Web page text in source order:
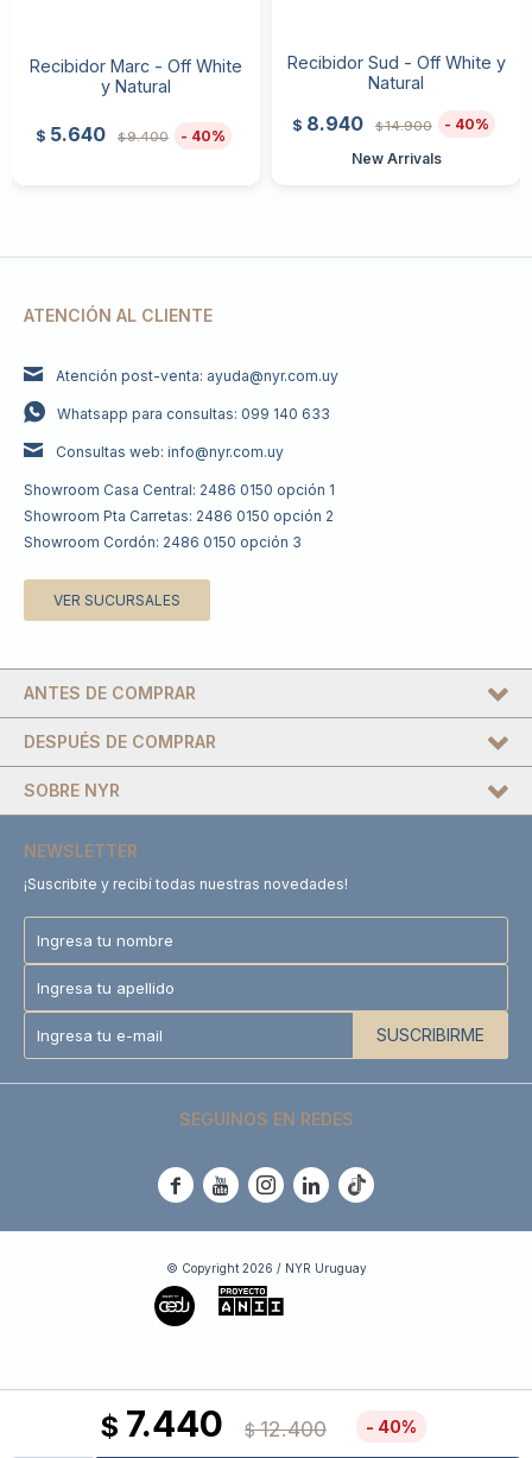
$ 7.440 $ 12.400 40
Recibidor Marc - Off White
y Natural
$ 5.640 $9.400 40
Recibidor Sud - Off White y
Natural
$ 8.940 $14.900
40
New Arrivals
ATENCIÓN AL CLIENTE
Atención post-venta: ayuda@nyr.com.uy
Whatsapp para consultas: 099 140 633
Consultas web: info@nyr.com.uy
Showroom Casa Central: 2486 0150 opción 1
Showroom Pta Carretas: 2486 0150 opción 2
Showroom Cordón: 2486 0150 opción 3
VER SUCURSALES
DESPUÉS DE COMPRAR
SOBRE NYR
ANTES DE COMPRAR
NEWSLETTER
¡Suscribite y recibí todas nuestras novedades!
SUSCRIBIRME
SEGUINOS EN REDES
    
© Copyright 2026 / NYR Uruguay